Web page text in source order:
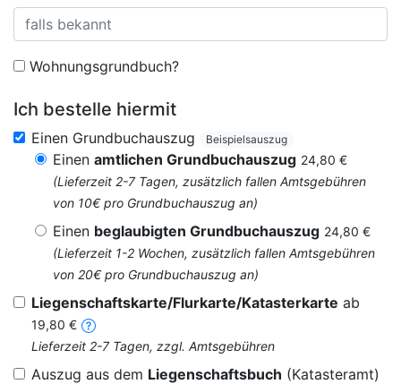
Wohnungsgrundbuch?
Ich bestelle hiermit
Einen Grundbuchauszug Beispielsauszug
Einen amtlichen Grundbuchauszug 24,80 €
(Lieferzeit 2-7 Tagen, zusätzlich fallen Amtsgebühren
von 10€ pro Grundbuchauszug an)
Einen beglaubigten Grundbuchauszug 24,80 €
(Lieferzeit 1-2 Wochen, zusätzlich fallen Amtsgebühren
von 20€ pro Grundbuchauszug an)
Liegenschaftskarte/Flurkarte/Katasterkarte ab
19,80 €
Lieferzeit 2-7 Tagen, zzgl. Amtsgebühren
Auszug aus dem Liegenschaftsbuch (Katasteramt)